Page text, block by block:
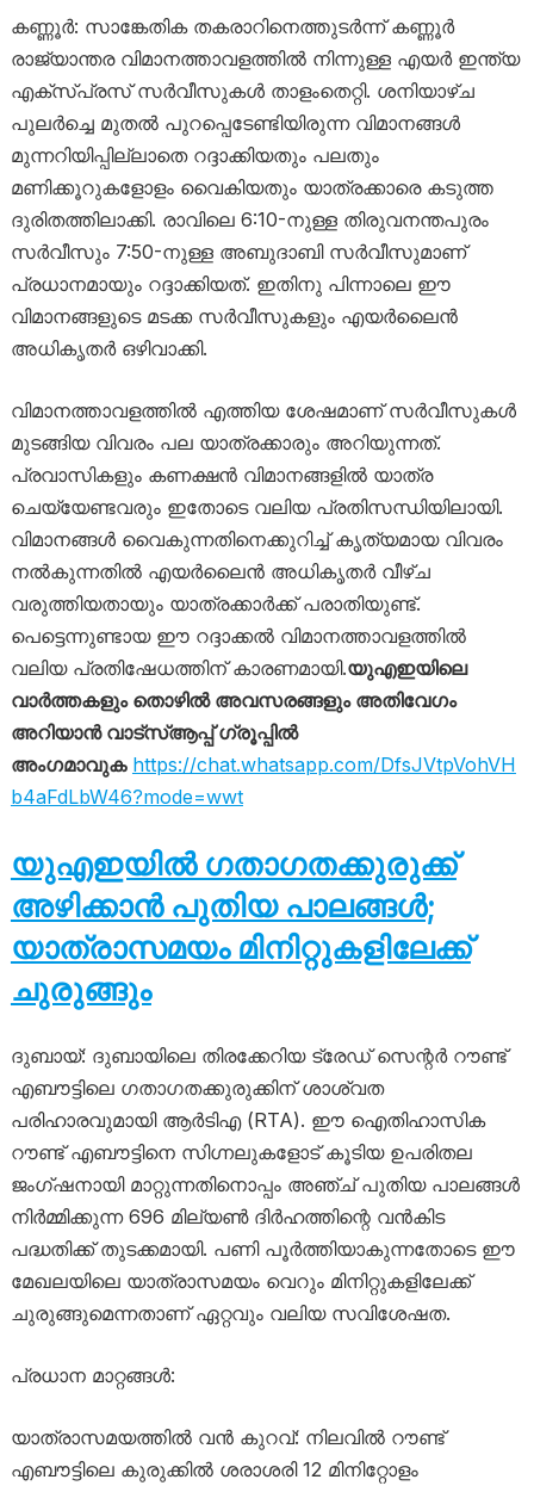
കണ്ണൂർ: സാങ്കേതിക തകരാറിനെത്തുടർന്ന് കണ്ണൂർ
രാജ്യാന്തര വിമാനത്താവളത്തിൽ നിന്നുള്ള എയർ ഇന്ത്യ
എക്സ്പ്രസ് സർവീസുകൾ താളംതെറ്റി. ശനിയാഴ്ച
പുലർച്ചെ മുതൽ പുറപ്പെടേണ്ടിയിരുന്ന വിമാനങ്ങൾ
മുന്നറിയിപ്പില്ലാതെ റദ്ദാക്കിയതും പലതും
മണിക്കൂറുകളോളം വൈകിയതും യാത്രക്കാരെ കടുത്ത
ദുരിതത്തിലാക്കി. രാവിലെ 6:10-നുള്ള തിരുവനന്തപുരം
സർവീസും 7:50-നുള്ള അബുദാബി സർവീസുമാണ്
പ്രധാനമായും റദ്ദാക്കിയത്. ഇതിനു പിന്നാലെ ഈ
വിമാനങ്ങളുടെ മടക്ക സർവീസുകളും എയർലൈൻ
അധികൃതർ ഒഴിവാക്കി.
വിമാനത്താവളത്തിൽ എത്തിയ ശേഷമാണ് സർവീസുകൾ
മുടങ്ങിയ വിവരം പല യാത്രക്കാരും അറിയുന്നത്.
പ്രവാസികളും കണക്ഷൻ വിമാനങ്ങളിൽ യാത്ര
ചെയ്യേണ്ടവരും ഇതോടെ വലിയ പ്രതിസന്ധിയിലായി.
വിമാനങ്ങൾ വൈകുന്നതിനെക്കുറിച്ച് കൃത്യമായ വിവരം
നൽകുന്നതിൽ എയർലൈൻ അധികൃതർ വീഴ്ച
വരുത്തിയതായും യാത്രക്കാർക്ക് പരാതിയുണ്ട്.
പെട്ടെന്നുണ്ടായ ഈ റദ്ദാക്കൽ വിമാനത്താവളത്തിൽ
വലിയ പ്രതിഷേധത്തിന് കാരണമായി.യുഎഇയിലെ
വാർത്തകളും തൊഴിൽ അവസരങ്ങളും അതിവേഗം
അറിയാൻ വാട്സ്ആപ്പ് ഗ്രൂപ്പിൽ
അംഗമാവുക https://chat.whatsapp.com/DfsJVtpVohVH
b4aFdLbW46?mode=wwt
യുഎഇയിൽ ഗതാഗതക്കുരുക്ക്
അഴിക്കാൻ പുതിയ പാലങ്ങൾ;
യാത്രാസമയം മിനിറ്റുകളിലേക്ക്
ചുരുങ്ങും
ദുബായ്: ദുബായിലെ തിരക്കേറിയ ട്രേഡ് സെന്റർ റൗണ്ട്
എബൗട്ടിലെ ഗതാഗതക്കുരുക്കിന് ശാശ്വത
പരിഹാരവുമായി ആർടിഎ (RTA). ഈ ഐതിഹാസിക
റൗണ്ട് എബൗട്ടിനെ സിഗ്നലുകളോട് കൂടിയ ഉപരിതല
ജംഗ്ഷനായി മാറ്റുന്നതിനൊപ്പം അഞ്ച് പുതിയ പാലങ്ങൾ
നിർമ്മിക്കുന്ന 696 മില്യൺ ദിർഹത്തിന്റെ വൻകിട
പദ്ധതിക്ക് തുടക്കമായി. പണി പൂർത്തിയാകുന്നതോടെ ഈ
മേഖലയിലെ യാത്രാസമയം വെറും മിനിറ്റുകളിലേക്ക്
ചുരുങ്ങുമെന്നതാണ് ഏറ്റവും വലിയ സവിശേഷത.
പ്രധാന മാറ്റങ്ങൾ:
യാത്രാസമയത്തിൽ വൻ കുറവ്: നിലവിൽ റൗണ്ട്
എബൗട്ടിലെ കുരുക്കിൽ ശരാശരി 12 മിനിറ്റോളം